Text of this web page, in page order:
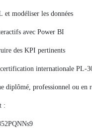
et modéliser les données
avec Power BI
des KPI pertinents
internationale PL-
diplômé, professionnel ou
: